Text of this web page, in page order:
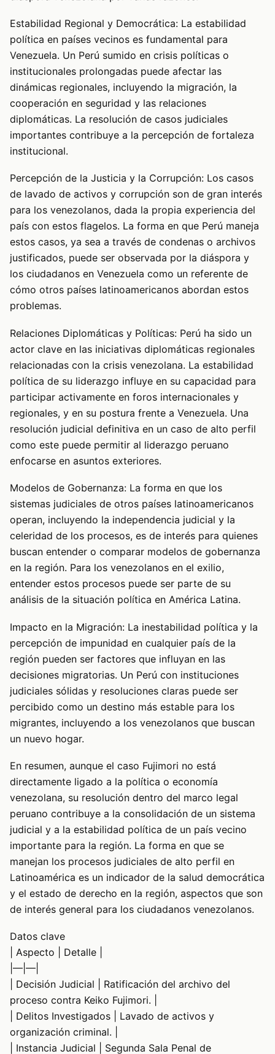
Estabilidad Regional y Democrática: La estabilidad
política en países vecinos es fundamental para
Venezuela. Un Perú sumido en crisis políticas o
institucionales prolongadas puede afectar las
dinámicas regionales, incluyendo la migración, la
cooperación en seguridad y las relaciones
diplomáticas. La resolución de casos judiciales
importantes contribuye a la percepción de fortaleza
institucional.
Percepción de la Justicia y la Corrupción: Los casos
de lavado de activos y corrupción son de gran interés
para los venezolanos, dada la propia experiencia del
país con estos flagelos. La forma en que Perú maneja
estos casos, ya sea a través de condenas o archivos
justificados, puede ser observada por la diáspora y
los ciudadanos en Venezuela como un referente de
cómo otros países latinoamericanos abordan estos
problemas.
Relaciones Diplomáticas y Políticas: Perú ha sido un
actor clave en las iniciativas diplomáticas regionales
relacionadas con la crisis venezolana. La estabilidad
política de su liderazgo influye en su capacidad para
participar activamente en foros internacionales y
regionales, y en su postura frente a Venezuela. Una
resolución judicial definitiva en un caso de alto perfil
como este puede permitir al liderazgo peruano
enfocarse en asuntos exteriores.
Modelos de Gobernanza: La forma en que los
sistemas judiciales de otros países latinoamericanos
operan, incluyendo la independencia judicial y la
celeridad de los procesos, es de interés para quienes
buscan entender o comparar modelos de gobernanza
en la región. Para los venezolanos en el exilio,
entender estos procesos puede ser parte de su
análisis de la situación política en América Latina.
Impacto en la Migración: La inestabilidad política y la
percepción de impunidad en cualquier país de la
región pueden ser factores que influyan en las
decisiones migratorias. Un Perú con instituciones
judiciales sólidas y resoluciones claras puede ser
percibido como un destino más estable para los
migrantes, incluyendo a los venezolanos que buscan
un nuevo hogar.
En resumen, aunque el caso Fujimori no está
directamente ligado a la política o economía
venezolana, su resolución dentro del marco legal
peruano contribuye a la consolidación de un sistema
judicial y a la estabilidad política de un país vecino
importante para la región. La forma en que se
manejan los procesos judiciales de alto perfil en
Latinoamérica es un indicador de la salud democrática
y el estado de derecho en la región, aspectos que son
de interés general para los ciudadanos venezolanos.
Datos clave
| Aspecto | Detalle |
|—|—|
| Decisión Judicial | Ratificación del archivo del
proceso contra Keiko Fujimori. |
| Delitos Investigados | Lavado de activos y
organización criminal. |
| Instancia Judicial | Segunda Sala Penal de